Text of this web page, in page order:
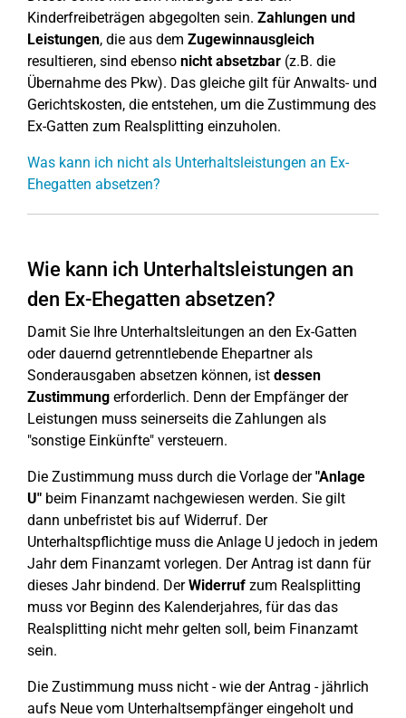
Kinderfreibeträgen abgegolten sein. Zahlungen und
Leistungen, die aus dem Zugewinnausgleich
resultieren, sind ebenso nicht absetzbar (z.B. die
Übernahme des Pkw). Das gleiche gilt für Anwalts- und
Gerichtskosten, die entstehen, um die Zustimmung des
Ex-Gatten zum Realsplitting einzuholen.
Was kann ich nicht als Unterhaltsleistungen an Ex-
Ehegatten absetzen?
Wie kann ich Unterhaltsleistungen an
den Ex-Ehegatten absetzen?
Damit Sie Ihre Unterhaltsleitungen an den Ex-Gatten
oder dauernd getrenntlebende Ehepartner als
Sonderausgaben absetzen können, ist dessen
Zustimmung erforderlich. Denn der Empfänger der
Leistungen muss seinerseits die Zahlungen als
"sonstige Einkünfte" versteuern.
Die Zustimmung muss durch die Vorlage der"Anlage
U" beim Finanzamt nachgewiesen werden. Sie gilt
dann unbefristet bis auf Widerruf. Der
Unterhaltspflichtige muss die Anlage U jedoch in jedem
Jahr dem Finanzamt vorlegen. Der Antrag ist dann für
dieses Jahr bindend. DerWiderruf zum Realsplitting
muss vor Beginn des Kalenderjahres, für das das
Realsplitting nicht mehr gelten soll, beim Finanzamt
sein.
Die Zustimmung muss nicht - wie der Antrag - jährlich
aufs Neue vom Unterhaltsempfänger eingeholt und